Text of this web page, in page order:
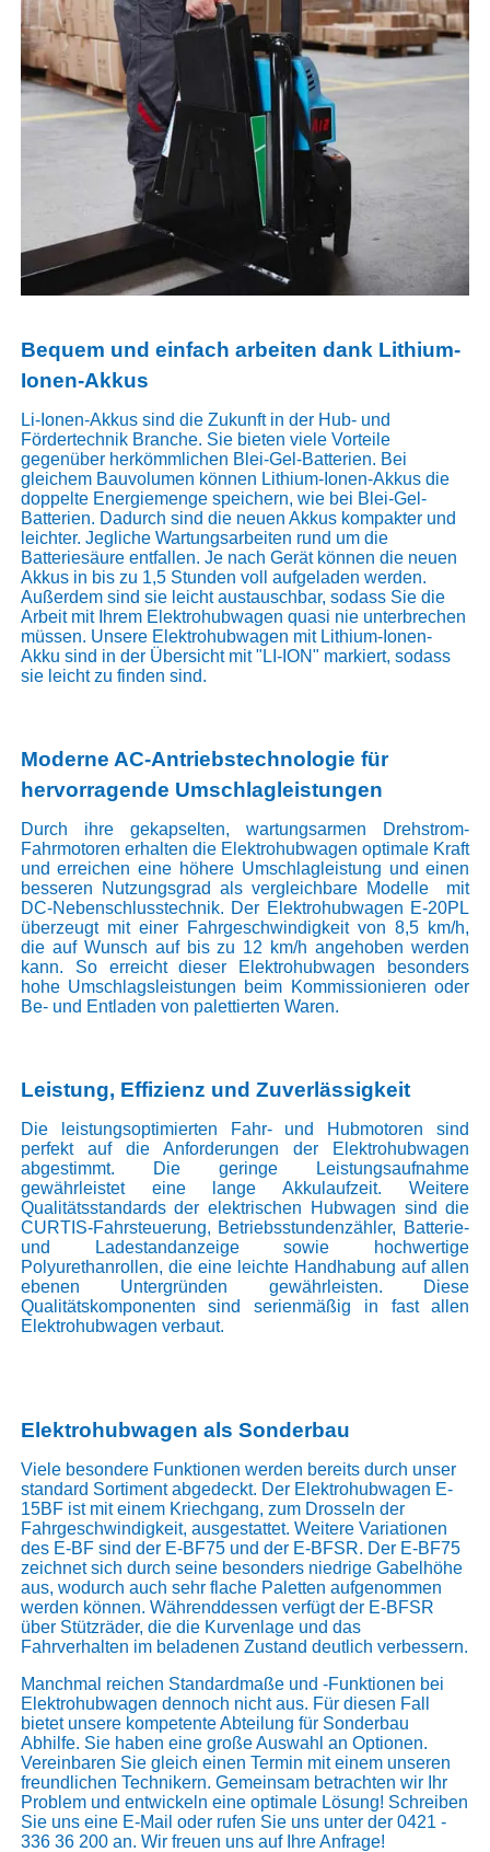
Bequem und einfach arbeiten dank Lithium-
Ionen-Akkus
Li-Ionen-Akkus sind die Zukunft in der Hub- und
Fördertechnik Branche. Sie bieten viele Vorteile
gegenüber herkömmlichen Blei-Gel-Batterien. Bei
gleichem Bauvolumen können Lithium-Ionen-Akkus die
doppelte Energiemenge speichern, wie bei Blei-Gel-
Batterien. Dadurch sind die neuen Akkus kompakter und
leichter. Jegliche Wartungsarbeiten rund um die
Batteriesäure entfallen. Je nach Gerät können die neuen
Akkus in bis zu 1,5 Stunden voll aufgeladen werden.
Außerdem sind sie leicht austauschbar, sodass Sie die
Arbeit mit Ihrem Elektrohubwagen quasi nie unterbrechen
müssen. Unsere Elektrohubwagen mit Lithium-Ionen-
Akku sind in der Übersicht mit "LI-ION" markiert, sodass
sie leicht zu finden sind.
Moderne AC-Antriebstechnologie für
hervorragende Umschlagleistungen
Durch ihre gekapselten, wartungsarmen Drehstrom-
Fahrmotoren erhalten die Elektrohubwagen optimale Kraft
und erreichen eine höhere Umschlagleistung und einen
besseren Nutzungsgrad als vergleichbare Modelle mit
DC-Nebenschlusstechnik. Der Elektrohubwagen E-20PL
überzeugt mit einer Fahrgeschwindigkeit von 8,5 km/h,
die auf Wunsch auf bis zu 12 km/h angehoben werden
kann. So erreicht dieser Elektrohubwagen besonders
hohe Umschlagsleistungen beim Kommissionieren oder
Be- und Entladen von palettierten Waren.
Leistung, Effizienz und Zuverlässigkeit
Die leistungsoptimierten Fahr- und Hubmotoren sind
perfekt auf die Anforderungen der Elektrohubwagen
abgestimmt. Die geringe Leistungsaufnahme
gewährleistet eine lange Akkulaufzeit. Weitere
Qualitätsstandards der elektrischen Hubwagen sind die
CURTIS-Fahrsteuerung, Betriebsstundenzähler, Batterie-
und Ladestandanzeige sowie hochwertige
Polyurethanrollen, die eine leichte Handhabung auf allen
ebenen Untergründen gewährleisten. Diese
Qualitätskomponenten sind serienmäßig in fast allen
Elektrohubwagen verbaut.
Elektrohubwagen als Sonderbau
Viele besondere Funktionen werden bereits durch unser
standard Sortiment abgedeckt. Der Elektrohubwagen E-
15BF ist mit einem Kriechgang, zum Drosseln der
Fahrgeschwindigkeit, ausgestattet. Weitere Variationen
des E-BF sind der E-BF75und der E-BFSR. Der E-BF75
zeichnet sich durch seine besonders niedrige Gabelhöhe
aus, wodurch auch sehr flache Paletten aufgenommen
werden können. Währenddessen verfügt der E-BFSR
über Stützräder, die die Kurvenlage und das
Fahrverhalten im beladenen Zustand deutlich verbessern.
Manchmal reichen Standardmaße und -Funktionen bei
Elektrohubwagen dennoch nicht aus. Für diesen Fall
bietet unsere kompetente Abteilung für Sonderbau
Abhilfe. Sie haben eine große Auswahl an Optionen.
Vereinbaren Sie gleich einen Termin mit einem unseren
freundlichen Technikern. Gemeinsam betrachten wir Ihr
Problem und entwickeln eine optimale Lösung! Schreiben
Sie uns eine E-Mail oder rufen Sie uns unter der 0421 -
336 36 200 an. Wir freuen uns auf Ihre Anfrage!